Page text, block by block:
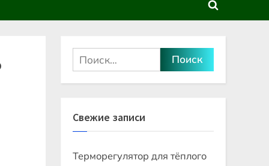
Toggle
form
Найти:
Свежие записи
Терморегулятор для тёплого